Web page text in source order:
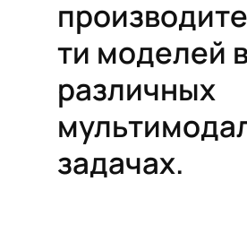
ти моделей
различных
задачах.